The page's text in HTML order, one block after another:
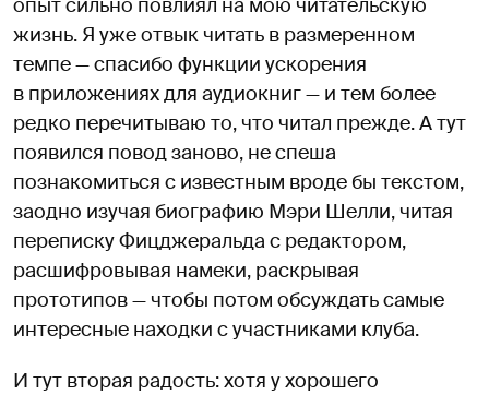
жизнь. Я уже отвык читать в размеренном
темпе — спасибо функции ускорения
в приложениях для аудиокниг — и тем более
редко перечитываю то, что читал прежде. А тут
появился повод заново, не спеша
познакомиться с известным вроде бы текстом,
заодно изучая биографию Мэри Шелли, читая
переписку Фицджеральда с редактором,
расшифровывая намеки, раскрывая
прототипов — чтобы потом обсуждать самые
интересные находки с участниками клуба.
И тут вторая радость: хотя у хорошего